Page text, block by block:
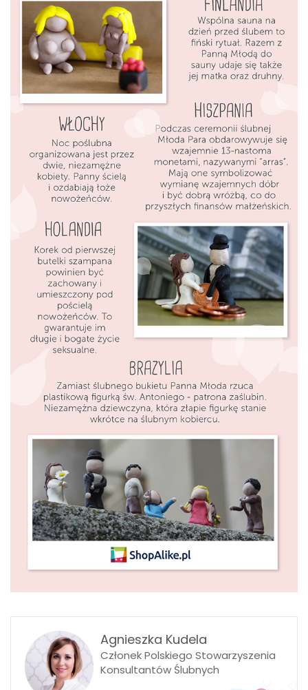
Agnieszka Kudela
Członek Polskiego Stowarzyszenia
Konsultantów Ślubnych